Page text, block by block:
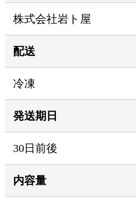
株式会社岩ト屋
配送
冷凍
発送期日
30日前後
内容量